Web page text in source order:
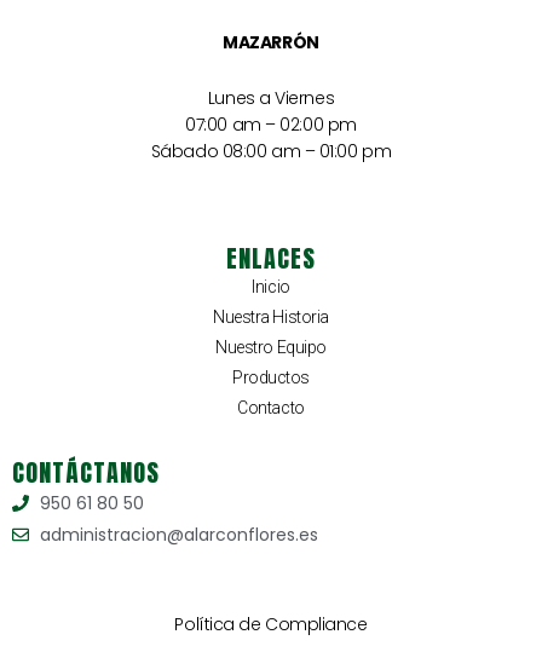
MAZARRÓN
Lunes a Viernes
07:00 am – 02:00 pm
Sábado 08:00 am – 01:00 pm
ENLACES
Inicio
Nuestra Historia
Nuestro Equipo
Productos
Contacto
CONTÁCTANOS
950 61 80 50
administracion@alarconflores.es
Política de Compliance